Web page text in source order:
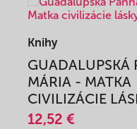
Knihy
GUADALUPSKÁ
MÁRIA - MATKA
CIVILIZÁCIE
12,52 €